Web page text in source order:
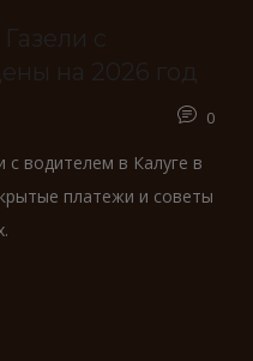
с
на 2026 год
0
с водителем в Калуге в
платежи и советы